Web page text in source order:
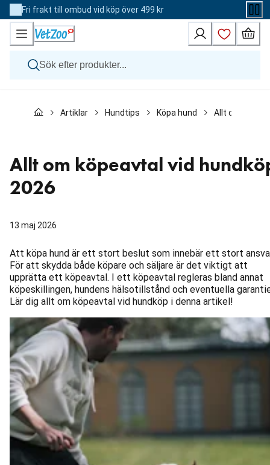
Skip
to
Content
Fri frakt till ombud vid köp över 499 kr
Katt
Nyheter
Artiklar Hundtips Köpa hund Allt om
Allt om köpeavtal vid
2026
13 maj 2026
Att köpa hund är ett stort beslut som innebär ett stort
För att skydda både köpare och säljare är det viktigt att
upprätta ett köpeavtal. I ett köpeavtal regleras bland annat
köpeskillingen, hundens hälsotillstånd och eventuella
Lär dig allt om köpeavtal vid hundköp i denna artikel!